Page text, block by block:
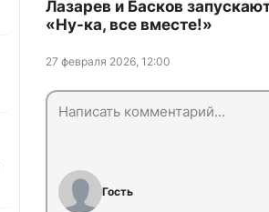
Лазарев и Басков
«Ну-ка, все вместе!»
27 февраля 2026, 12:00
Гость